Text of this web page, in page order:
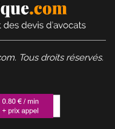
Tous droits réservés.